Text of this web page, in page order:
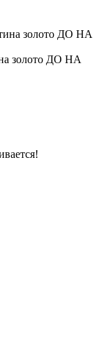
золото ДО НА